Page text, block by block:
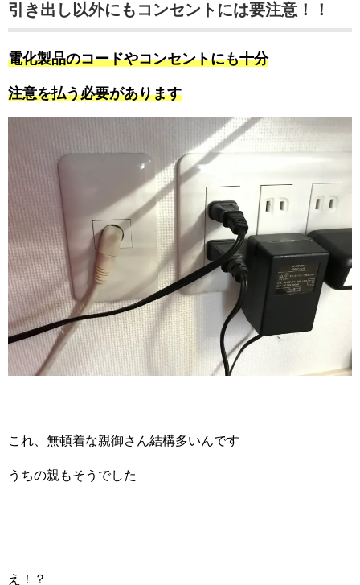
引き出し以外にもコンセントには要注意！！
電化製品のコードやコンセントにも十分
注意を払う必要があります
これ、無頓着な親御さん結構多いんです
うちの親もそうでした
え！？